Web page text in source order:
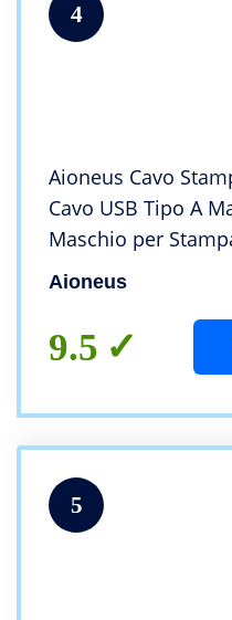
4
Aioneus Cavo
Cavo USB Tipo A
Maschio per
Lexmark, dell，
Aioneus
9.5
5